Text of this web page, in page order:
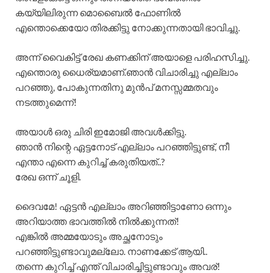
കയ്യിലിരുന്ന മൊബൈൽ ഫോണിൽ
എന്തൊക്കെയോ തിരക്കിട്ടു നോക്കുന്നതായി ഭാവിച്ചു.
അന്ന് വൈകിട്ട് രേഖ കണക്കിന് അയാളെ പരിഹസിച്ചു.
എന്തൊരു ധൈര്യമാണ്.ഞാൻ വിചാരിച്ചു എല്ലാം
പറഞ്ഞു, പോകുന്നതിനു മുൻപ് മനസ്സമ്മതവും
നടത്തുമെന്ന്!
അയാൾ ഒരു ചിരി ഇമോജി അവൾക്കിട്ടു.
ഞാൻ നിന്റെ ഏട്ടനോട് എല്ലാം പറഞ്ഞിട്ടുണ്ട്, നീ
എന്താ എന്നെ കുറിച്ച് കരുതിയത്..?
രേഖ ഒന്ന് ചൂളി.
ദൈവമേ! ഏട്ടൻ എല്ലാം അറിഞ്ഞിട്ടാണോ ഒന്നും
അറിയാത്ത ഭാവത്തിൽ നിൽക്കുന്നത്!
എങ്കിൽ അമ്മയോടും അച്ഛനോടും
പറഞ്ഞിട്ടുണ്ടാവുമല്ലോ. നാണക്കേട് ആയി..
തന്നെ കുറിച്ച് എന്ത്‌ വിചാരിച്ചിട്ടുണ്ടാവും അവര്!